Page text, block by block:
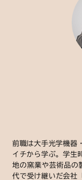
前職は大手光学機器
イチから学ぶ。学生
地の窯業や芸術品の
代で受け継いだ会社